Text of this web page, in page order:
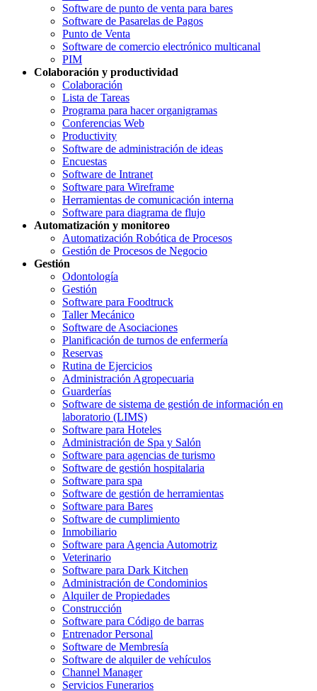
Software de punto de venta para bares
Software de Pasarelas de Pagos
Punto de Venta
Software de comercio electrónico multicanal
PIM
Colaboración y productividad
Colaboración
Lista de Tareas
Programa para hacer organigramas
Conferencias Web
Productivity
Software de administración de ideas
Encuestas
Software de Intranet
Software para Wireframe
Herramientas de comunicación interna
Software para diagrama de flujo
Automatización y monitoreo
Automatización Robótica de Procesos
Gestión de Procesos de Negocio
Gestión
Odontología
Gestión
Software para Foodtruck
Taller Mecánico
Software de Asociaciones
Planificación de turnos de enfermería
Reservas
Rutina de Ejercicios
Administración Agropecuaria
Guarderías
Software de sistema de gestión de información en
laboratorio (LIMS)
Software para Hoteles
Administración de Spa y Salón
Software para agencias de turismo
Software de gestión hospitalaria
Software para spa
Software de gestión de herramientas
Software para Bares
Software de cumplimiento
Inmobiliario
Software para Agencia Automotriz
Veterinario
Software para Dark Kitchen
Administración de Condominios
Alquiler de Propiedades
Construcción
Software para Código de barras
Entrenador Personal
Software de Membresía
Software de alquiler de vehículos
Channel Manager
Servicios Funerarios